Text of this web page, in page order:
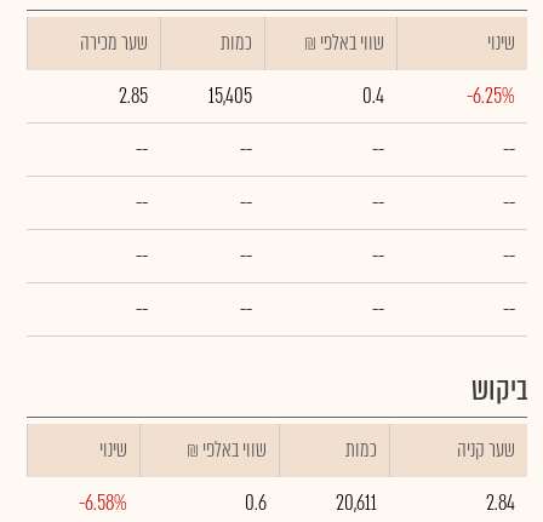
שינוי ₪ שווי באלפי כמות
שער מכירה
-6.25%
0.4
15,405
2.85
--
--
--
--
--
--
--
--
--
--
--
--
--
--
--
--
ביקוש
שער קניה כמות ₪ שווי באלפי
שינוי
2.84
20,611
0.6
-6.58%